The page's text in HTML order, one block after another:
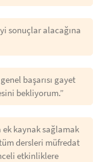
sonuçlar alacağına
başarısı gayet
bekliyorum.”
kaynak sağlamak
dersleri müfredat
etkinliklere